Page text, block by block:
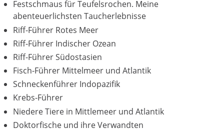
Festschmaus für Teufelsrochen. Meine
abenteuerlichsten Taucherlebnisse
Riff-Führer Rotes Meer
Riff-Führer Indischer Ozean
Riff-Führer Südostasien
Fisch-Führer Mittelmeer und Atlantik
Schneckenführer Indopazifik
Krebs-Führer
Niedere Tiere in Mittlemeer und Atlantik
Doktorfische und ihre Verwandten